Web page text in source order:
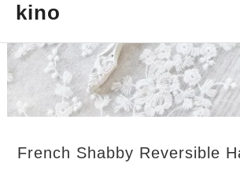
French Shabby Reversible